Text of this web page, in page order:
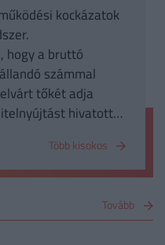
kockázatok
hogy a bruttó
számmal
tőkét adja
hivatott
Több kisokos
Tovább